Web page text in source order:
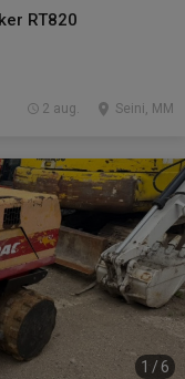
RT820
Seini, MM
2 aug.
1 /6